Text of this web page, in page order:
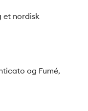
et nordisk
og Fumé,